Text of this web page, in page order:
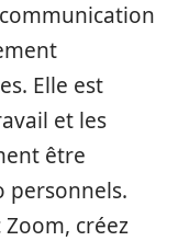
Elle est
et les
être
personnels.
créez